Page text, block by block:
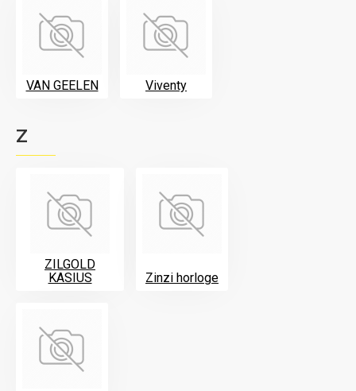
VAN GEELEN Viventy
Z
ZILGOLD
KASIUS
Zinzi horloge